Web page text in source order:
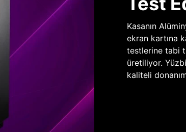
Kasanın
ekran kartına
testlerine tabi
üretiliyor.
kaliteli